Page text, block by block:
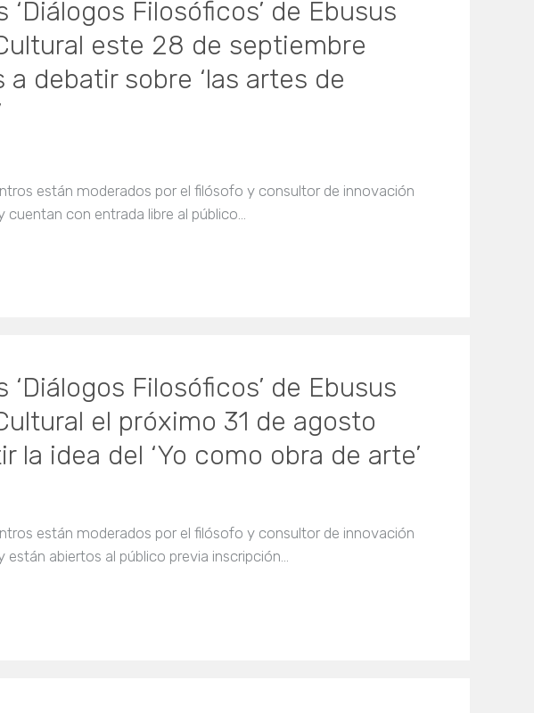
‘Diálogos Filosóficos’ de Ebusus
este 28 de septiembre
a debatir sobre ‘las artes de
están moderados por el filósofo y consultor de innovación
cuentan con entrada libre al público…
‘Diálogos Filosóficos’ de Ebusus
el próximo 31 de agosto
la idea del ‘Yo como obra de arte’
están moderados por el filósofo y consultor de innovación
están abiertos al público previa inscripción…